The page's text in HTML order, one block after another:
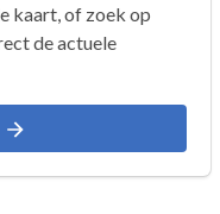
kaart, of zoek op
de actuele